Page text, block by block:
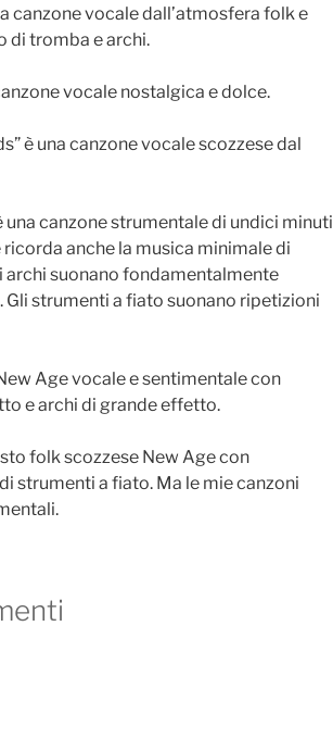
canzone vocale dall’atmosfera folk e
di tromba e archi.
vocale nostalgica e dolce.
è una canzone vocale scozzese dal
una canzone strumentale di undici minuti
anche la musica minimale di
archi suonano fondamentalmente
strumenti a fiato suonano ripetizioni
Age vocale e sentimentale con
e archi di grande effetto.
folk scozzese New Age con
strumenti a fiato. Ma le mie canzoni